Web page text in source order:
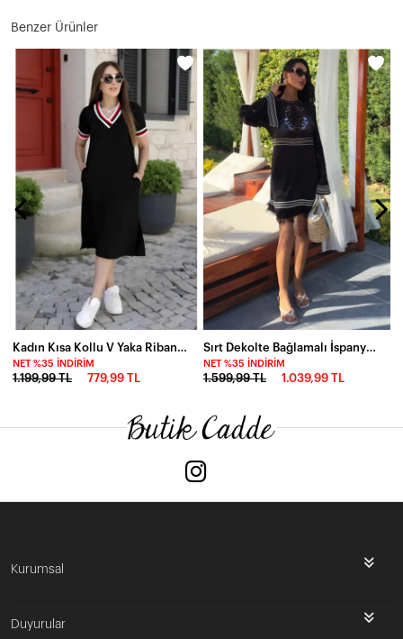
Benzer Ürünler
Kadın Kısa Kollu V Yaka Ribana Detay Midiboy Viskon Elbise, 24397
NET %35 İNDIRIM
1.199,99 TL 779,99 TL
Sırt Dekolte Bağlamalı İspanyol Kol Triko Elbise Siyah
NET %35 İNDIRIM
1.599,99 TL 1.039,99 TL
Kurumsal
Duyurular